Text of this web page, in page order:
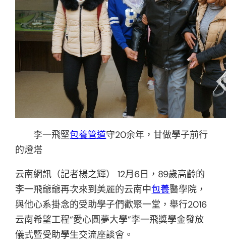
李一飛堅包養管道守20余年，甘做學子前行
的燈塔
云南網訊（記者楊之輝） 12月6日，89歲高齡的
李一飛爺爺再次來到美麗的云南中包養醫學院，
與他心系掛念的受助學子們歡聚一堂，舉行2016
云南希望工程“愛心圓夢大學”李一飛獎學金發放
儀式暨受助學生交流座談會。